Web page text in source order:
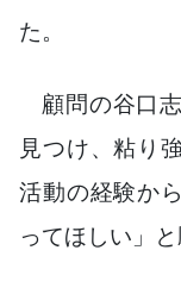
た。
顧問の谷口
見つけ、粘り
活動の経験か
ってほしい」と